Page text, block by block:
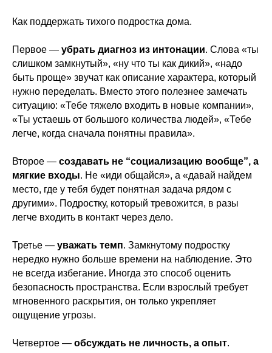
Как поддержать тихого подростка дома.
Первое — убрать диагноз из интонации. Слова «ты
слишком замкнутый», «ну что ты как дикий», «надо
быть проще» звучат как описание характера, который
нужно переделать. Вместо этого полезнее замечать
ситуацию: «Тебе тяжело входить в новые компании»,
«Ты устаешь от большого количества людей», «Тебе
легче, когда сначала понятны правила».
Второе — создавать не “социализацию вообще”, а
мягкие входы. Не «иди общайся», а «давай найдем
место, где у тебя будет понятная задача рядом с
другими». Подростку, который тревожится, в разы
легче входить в контакт через дело.
Третье — уважать темп. Замкнутому подростку
нередко нужно больше времени на наблюдение. Это
не всегда избегание. Иногда это способ оценить
безопасность пространства. Если взрослый требует
мгновенного раскрытия, он только укрепляет
ощущение угрозы.
Четвертое — обсуждать не личность, а опыт.